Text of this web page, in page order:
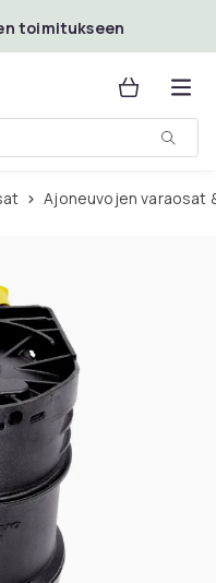
toimitukseen
Ajoneuvojen varaosat